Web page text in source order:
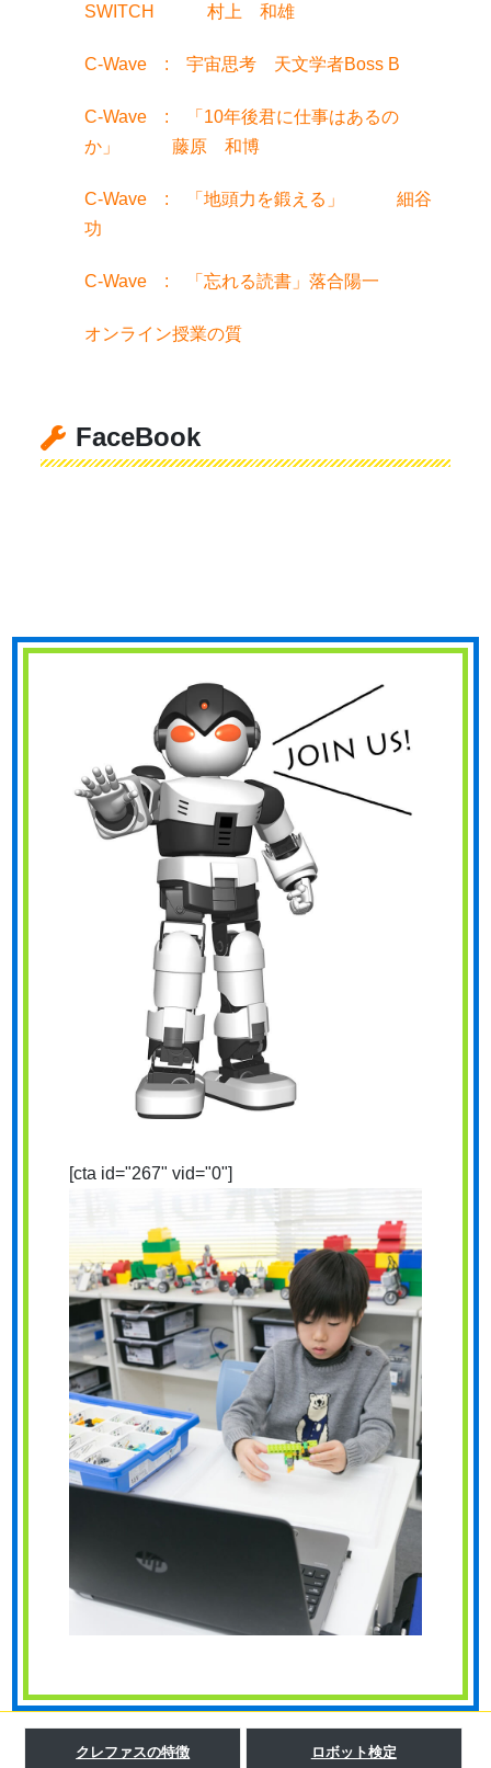
SWITCH 村上 和雄
C-Wave : 宇宙思考 天文学者Boss B
C-Wave : 「10年後君に仕事はあるの
か」 藤原 和博
C-Wave : 「地頭力を鍛える」 細谷
功
C-Wave : 「忘れる読書」落合陽一
オンライン授業の質
FaceBook
[cta id="267" vid="0"]
クレファスの特徴 ロボット検定